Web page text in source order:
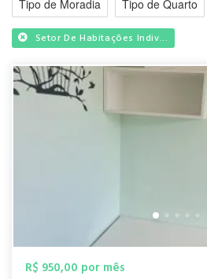
Tipo de Moradia Tipo de Quarto
Setor De Habitações Indiv...
R$ 950,00 por mês